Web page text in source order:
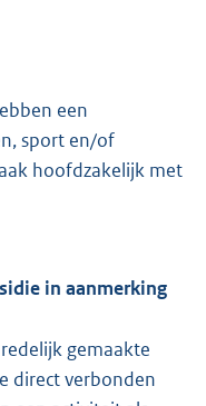
een
sport en/of
hoofdzakelijk met
in aanmerking
gemaakte
direct verbonden